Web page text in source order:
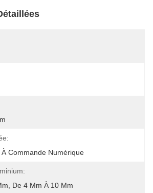
Commande Numérique
De 4 Mm À 10 Mm